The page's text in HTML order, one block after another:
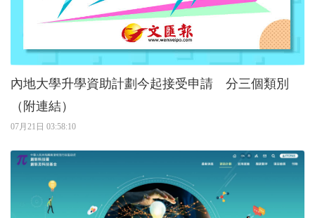
內地大學升學資助計劃今起接受申請 分三個類別
（附連結）
07月21日 03:58:10